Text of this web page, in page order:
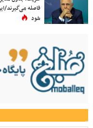
فاصله می‌گیرند/
شود